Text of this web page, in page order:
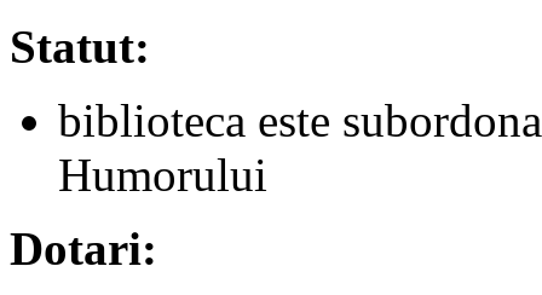
Statut:
biblioteca este
Humorului
Dotari: